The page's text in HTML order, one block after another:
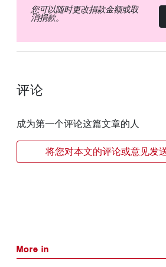
您可以随时更改捐款金额或取
消捐款。
评论
成为第一个评论这篇文章的人
将您对本文的评论或意见发
More in